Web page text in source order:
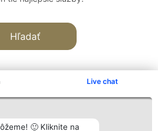
Live chat
🙂 Kliknite na
Hľadať
Hodnotenie Kontakt